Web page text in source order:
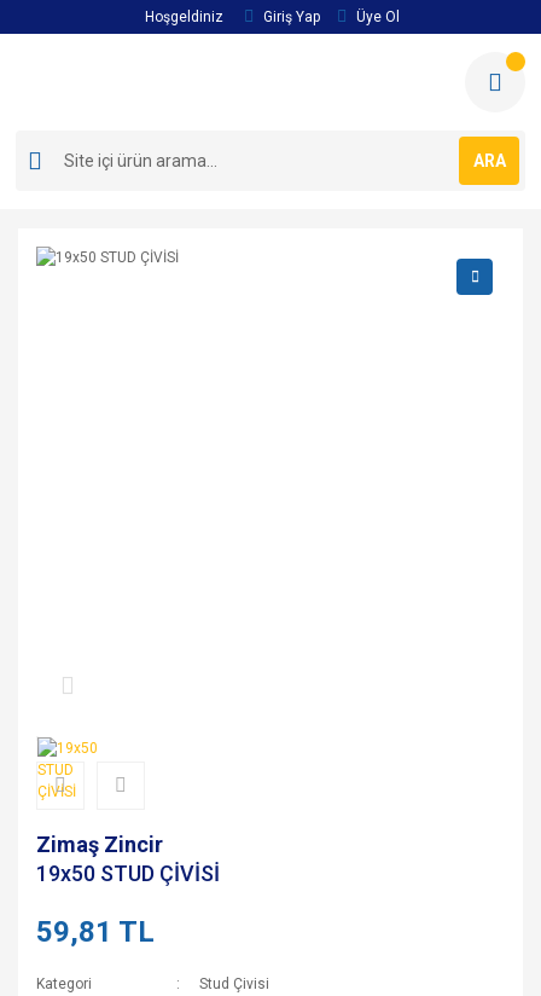
Hoşgeldiniz Giriş Yap Üye Ol
ARA
Zimaş Zincir
19x50 STUD ÇİVİSİ
59,81 TL
Kategori
Stud Çivisi